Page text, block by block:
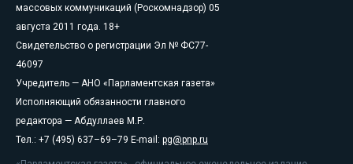
массовых коммуникаций (Роскомнадзор) 05
августа 2011 года. 18+
Свидетельство о регистрации Эл № ФС77-
46097
Учредитель — АНО «Парламентская газета»
Исполняющий обязанности главного
редактора — Абдуллаев М.Р.
Тел.: +7 (495) 637–69–79 E-mail: pg@pnp.ru